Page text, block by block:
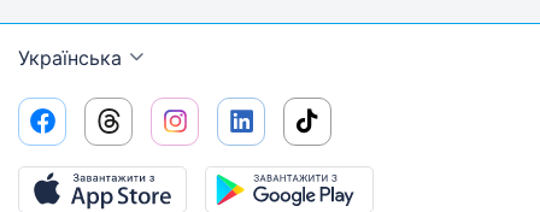
Українська